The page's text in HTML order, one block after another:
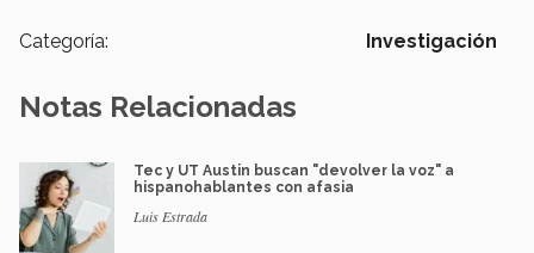
Categoría: Investigación
Notas Relacionadas
Tec y UT Austin buscan "devolver la voz" a
hispanohablantes con afasia
Luis Estrada